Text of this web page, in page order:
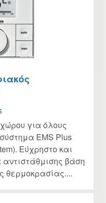
για όλους
EMS Plus
Εύχρηστο και
βάση
θερμοκρασίας....